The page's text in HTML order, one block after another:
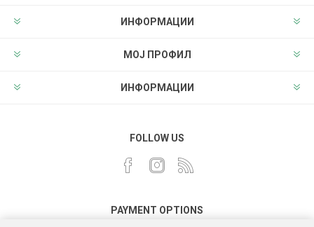
ИНФОРМАЦИИ
МОЈ ПРОФИЛ
ИНФОРМАЦИИ
FOLLOW US
PAYMENT OPTIONS